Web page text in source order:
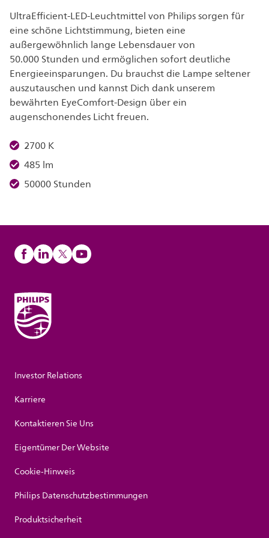
UltraEfficient-LED-Leuchtmittel von Philips sorgen für
eine schöne Lichtstimmung, bieten eine
außergewöhnlich lange Lebensdauer von
50.000 Stunden und ermöglichen sofort deutliche
Energieeinsparungen. Du brauchst die Lampe seltener
auszutauschen und kannst Dich dank unserem
bewährten EyeComfort-Design über ein
augenschonendes Licht freuen.
2700 K
485 lm
50000 Stunden
Investor Relations
Karriere
Kontaktieren Sie Uns
Eigentümer Der Website
Cookie-Hinweis
Philips Datenschutzbestimmungen
Produktsicherheit